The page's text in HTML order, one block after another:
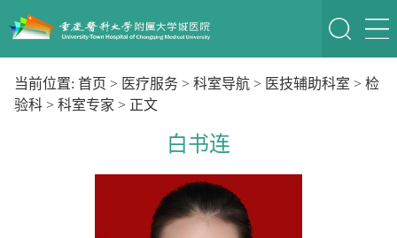
当前位置: 首页 > 医疗服务 > 科室导航 > 医技辅助科室 > 检
验科 > 科室专家 > 正文
白书连